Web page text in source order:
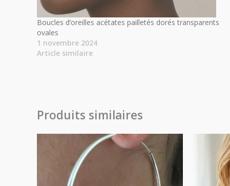
Boucles d’oreilles acétates pailletés dorés transparents
ovales
1 novembre 2024
Article similaire
Produits similaires
Plage
de